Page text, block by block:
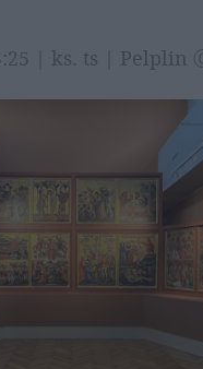
| ks. ts | Pelplin